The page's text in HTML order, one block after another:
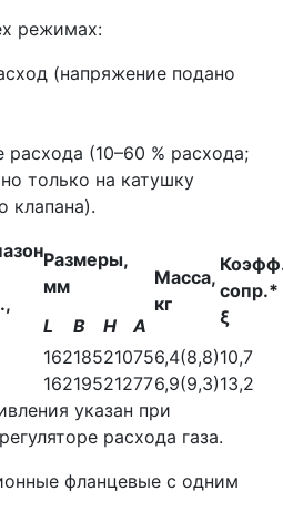
режимах:
(напряжение подано
расхода (10–60 % расхода;
только на катушку
клапана).
Размеры,
мм
Масса,
кг
сопр.*
ξ
L В Н
А
162185210756,4(8,8)10,7
162195212776,9(9,3)13,2
указан при
расхода газа.